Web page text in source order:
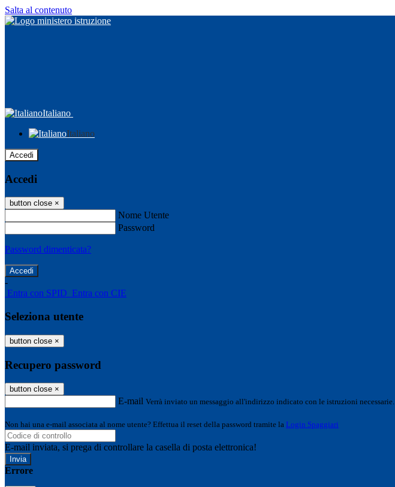
Salta al contenuto
Italiano
Italiano
Accedi
Accedi
button close ×
Nome Utente
Password
Password dimenticata?
-
Entra con SPID Entra con CIE
Seleziona utente
button close ×
Recupero password
button close ×
E-mail Verrà inviato un messaggio all'indirizzo indicato con le istruzioni necessarie.
Non hai una e-mail associata al nome utente? Effettua il reset della password tramite la Login Spaggiari
E-mail inviata, si prega di controllare la casella di posta elettronica!
Errore